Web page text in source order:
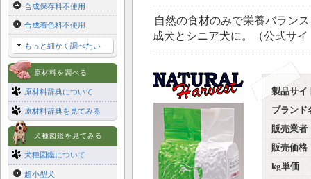
自然の食材のみで栄養バラン
成犬とシニア犬に。（公式サ
製品サイ
ブランド
販売業者
販売価格
kg単価
合成保存料不使用
合成着色料不使用
もっと細かく調べたい
原材料を調べる
原材料辞典について
原材料辞典を見てみる
犬種図鑑を見てみる
犬種図鑑について
超小型犬